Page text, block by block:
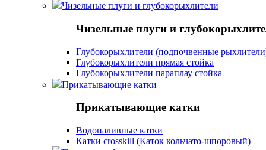
Чизельные плуги и глубокорыхлители
Чизельные плуги и
Глубокорыхлители (подпочвенные
Глубокорыхлители прямая стойка
Глубокорыхлители параплау стойка
Прикатывающие катки
Прикатывающие катки
Водоналивные катки
Катки crosskill (Каток кольчато-шпоровый)